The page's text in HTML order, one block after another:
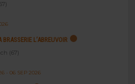
L’ABREUVOIR
(67)
- 06 SEP 2026